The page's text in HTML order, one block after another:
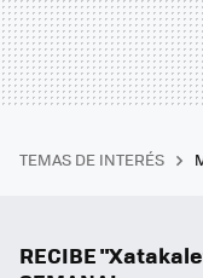
TEMAS DE INTERÉS
RECIBE